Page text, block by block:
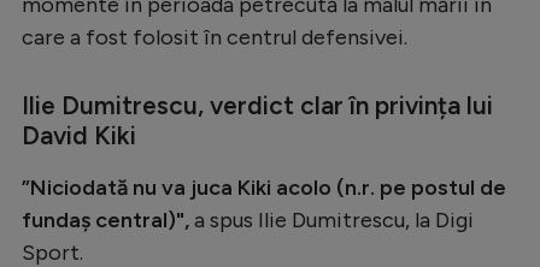
Starurile fotbalului
Stranieri
care a fost folosit în centrul defensivei.
Ilie Dumitrescu, verdict clar în privința lui
David Kiki
”Niciodată nu va juca Kiki acolo (n.r. pe postul de
fundaș central)",a spus Ilie Dumitrescu, la Digi
Sport.